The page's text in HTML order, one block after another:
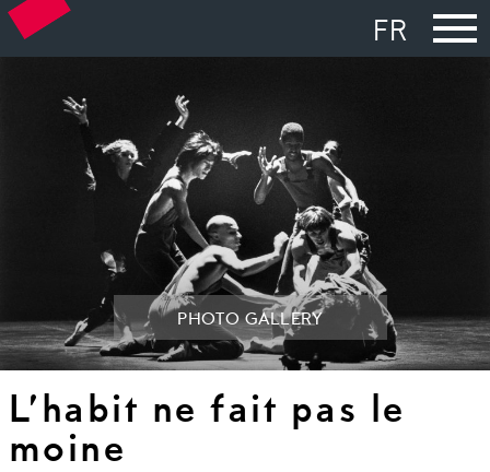
FR
PHOTO GALLERY
L’habit ne fait pas le
moine